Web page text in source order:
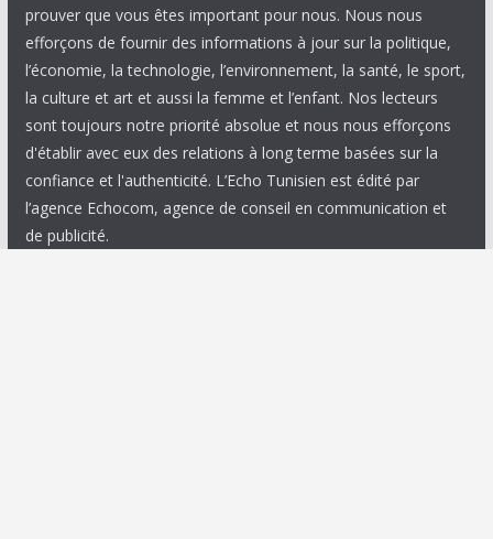
prouver que vous êtes important pour nous. Nous nous
efforçons de fournir des informations à jour sur la politique,
l’économie, la technologie, l’environnement, la santé, le sport,
la culture et art et aussi la femme et l’enfant. Nos lecteurs
sont toujours notre priorité absolue et nous nous efforçons
d'établir avec eux des relations à long terme basées sur la
confiance et l'authenticité. L’Echo Tunisien est édité par
l’agence Echocom, agence de conseil en communication et
de publicité.